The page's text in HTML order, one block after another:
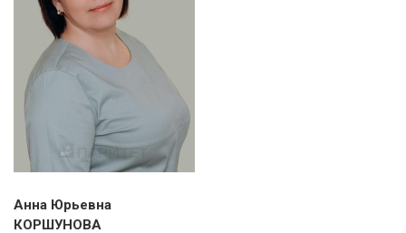
Анна Юрьевна
КОРШУНОВА